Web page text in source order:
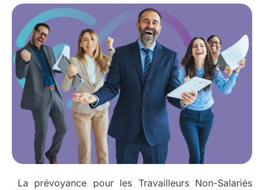
La prévoyance pour les Travailleurs Non-Salariés